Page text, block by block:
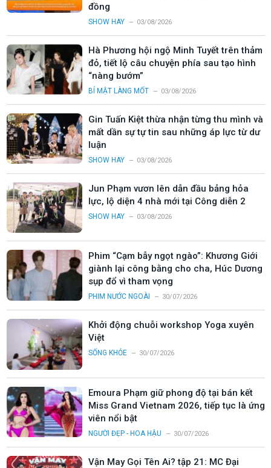
đồng
SHOW HAY 03/08/2026
Hà Phương hội ngộ Minh Tuyết trên thảm
đỏ, tiết lộ câu chuyện phía sau tạo hình
“nàng bướm”
BÍ MẬT LÀNG MỐT 03/08/2026
Gin Tuấn Kiệt thừa nhận từng thu mình và
mất dần sự tự tin sau những áp lực từ dư
luận
SHOW HAY 03/08/2026
Jun Phạm vươn lên dẫn đầu bảng hỏa
lực, lộ diện 4 nhà mới tại Công diễn 2
SHOW HAY 03/08/2026
Phim “Cạm bẫy ngọt ngào”: Khương Giới
giành lại công bằng cho cha, Húc Dương
sụp đổ vì tham vọng
PHIM NƯỚC NGOÀI 30/07/2026
Khởi động chuỗi workshop Yoga xuyên
Việt
SỐNG KHỎE 30/07/2026
Emoura Phạm giữ phong độ tại bán kết
Miss Grand Vietnam 2026, tiếp tục là ứng
viên nổi bật
NGƯỜI ĐẸP - HOA HẬU 30/07/2026
Vận May Gọi Tên Ai? tập 21: MC Đại